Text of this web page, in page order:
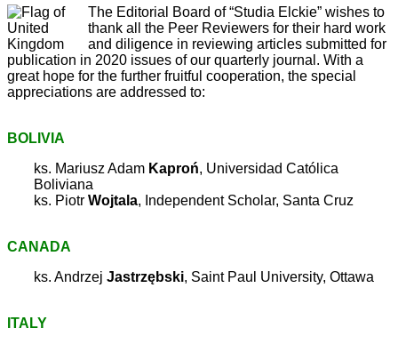
The Editorial Board of “Studia Elckie” wishes to
thank all the Peer Reviewers for their hard work
and diligence in reviewing articles submitted for
publication in 2020 issues of our quarterly journal. With a
great hope for the further fruitful cooperation, the special
appreciations are addressed to:
BOLIVIA
ks. Mariusz Adam Kaproń, Universidad Católica
Boliviana
ks. Piotr Wojtala, Independent Scholar, Santa Cruz
CANADA
ks. Andrzej Jastrzębski, Saint Paul University, Ottawa
ITALY